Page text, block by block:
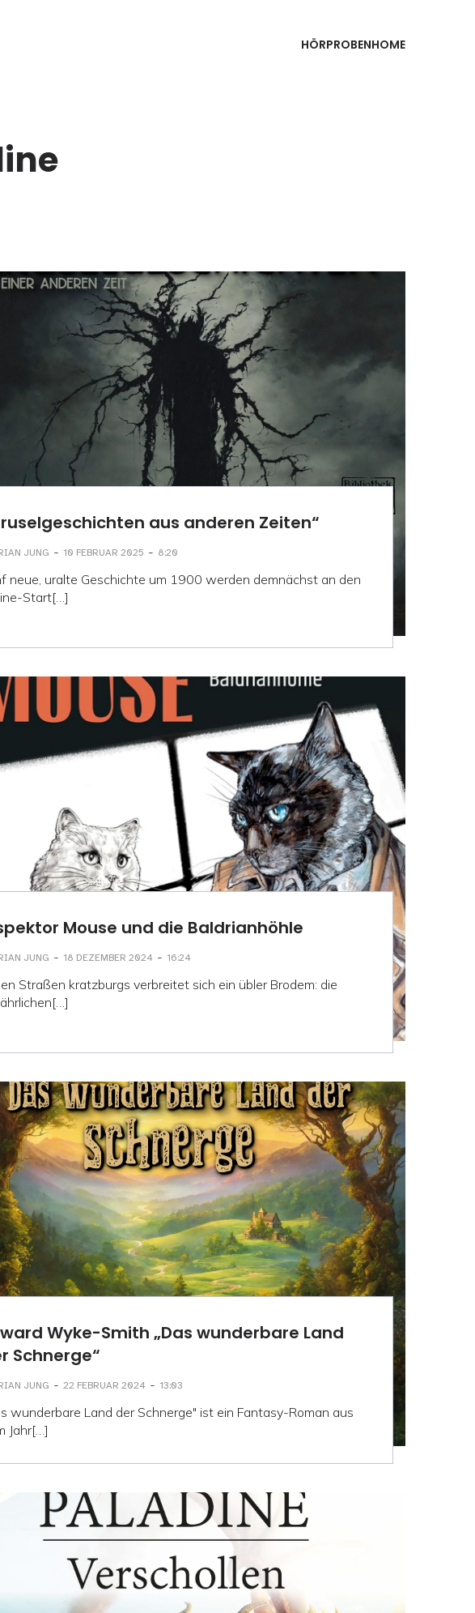
HÖRPROBENHOME
aus anderen Zeiten“
JUNG - 10 FEBRUAR 2025 - 8:20
neue, uralte Geschichte um 1900 werden demnächst an den
Start[…]
Mouse und die Baldrianhöhle
JUNG - 18 DEZEMBER 2024 - 16:24
Straßen kratzburgs verbreitet sich ein übler Brodem: die
Wyke-Smith „Das wunderbare Land
Schnerge“
JUNG - 22 FEBRUAR 2024 - 13:03
wunderbare Land der Schnerge" ist ein Fantasy-Roman aus
Jahr[…]